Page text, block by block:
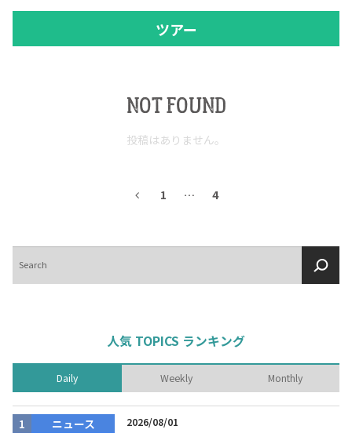
ツアー
NOT FOUND
投稿はありません。
1 … 4
索
人気 TOPICS ランキング
Daily Weekly Monthly
ニュース 2026/08/01